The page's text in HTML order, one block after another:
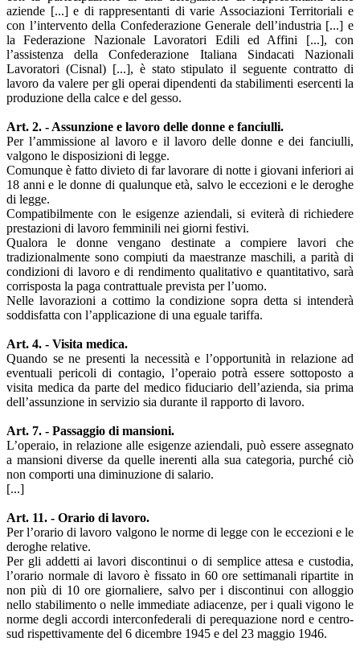
aziende [...] e di rappresentanti di varie Associazioni Territoriali e
con l’intervento della Confederazione Generale dell’industria [...] e
la Federazione Nazionale Lavoratori Edili ed Affini [...], con
l’assistenza della Confederazione Italiana Sindacati Nazionali
Lavoratori (Cisnal) [...], è stato stipulato il seguente contratto di
lavoro da valere per gli operai dipendenti da stabilimenti esercenti la
produzione della calce e del gesso.
Art. 2. - Assunzione e lavoro delle donne e fanciulli.
Per l’ammissione al lavoro e il lavoro delle donne e dei fanciulli,
valgono le disposizioni di legge.
Comunque è fatto divieto di far lavorare di notte i giovani inferiori ai
18 anni e le donne di qualunque età, salvo le eccezioni e le deroghe
di legge.
Compatibilmente con le esigenze aziendali, si eviterà di richiedere
prestazioni di lavoro femminili nei giorni festivi.
Qualora le donne vengano destinate a compiere lavori che
tradizionalmente sono compiuti da maestranze maschili, a parità di
condizioni di lavoro e di rendimento qualitativo e quantitativo, sarà
corrisposta la paga contrattuale prevista per l’uomo.
Nelle lavorazioni a cottimo la condizione sopra detta si intenderà
soddisfatta con l’applicazione di una eguale tariffa.
Art. 4. - Visita medica.
Quando se ne presenti la necessità e l’opportunità in relazione ad
eventuali pericoli di contagio, l’operaio potrà essere sottoposto a
visita medica da parte del medico fiduciario dell’azienda, sia prima
dell’assunzione in servizio sia durante il rapporto di lavoro.
Art. 7. - Passaggio di mansioni.
L’operaio, in relazione alle esigenze aziendali, può essere assegnato
a mansioni diverse da quelle inerenti alla sua categoria, purché ciò
non comporti una diminuzione di salario.
[...]
Art. 11. - Orario di lavoro.
Per l’orario di lavoro valgono le norme di legge con le eccezioni e le
deroghe relative.
Per gli addetti ai lavori discontinui o di semplice attesa e custodia,
l’orario normale di lavoro è fissato in 60 ore settimanali ripartite in
non più di 10 ore giornaliere, salvo per i discontinui con alloggio
nello stabilimento o nelle immediate adiacenze, per i quali vigono le
norme degli accordi interconfederali di perequazione nord e centro-
sud rispettivamente del 6 dicembre 1945 e del 23 maggio 1946.